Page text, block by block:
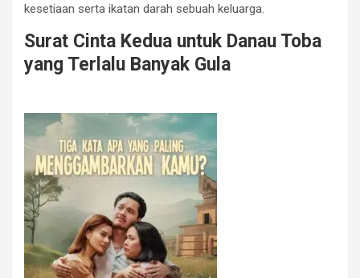
kesetiaan serta ikatan darah sebuah keluarga.
Surat Cinta Kedua untuk Danau Toba
yang Terlalu Banyak Gula